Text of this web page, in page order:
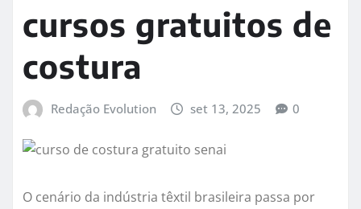
cursos gratuitos de
costura
Redação Evolution set 13, 2025 0
O cenário da indústria têxtil brasileira passa por